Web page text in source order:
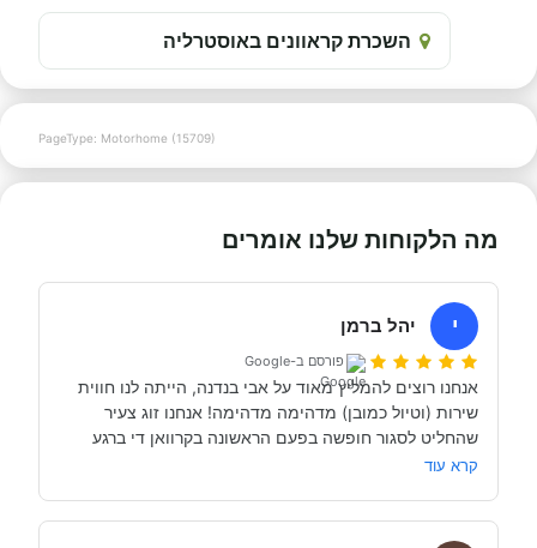
השכרת קראוונים באוסטרליה
PageType: Motorhome (15709)
מה הלקוחות שלנו אומרים
י יהל ברמן
פורסם ב-Google
קרא עוד